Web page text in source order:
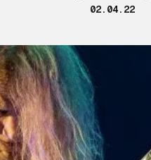
02.04.22